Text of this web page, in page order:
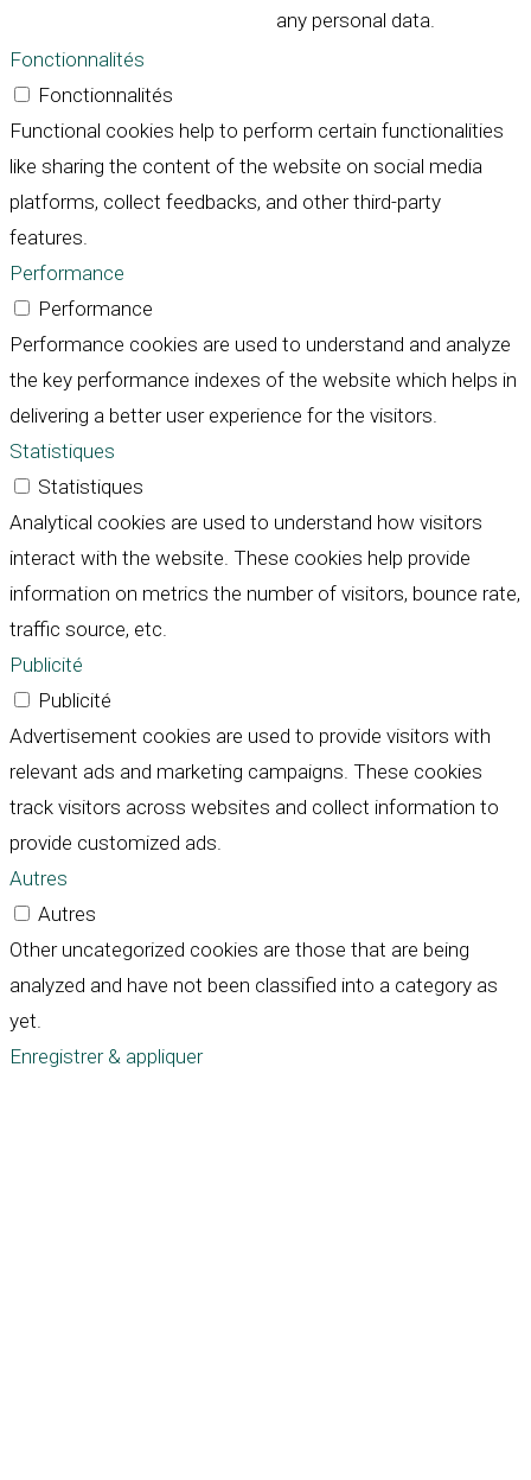
any personal data.
Fonctionnalités
Fonctionnalités
Functional cookies help to perform certain functionalities
like sharing the content of the website on social media
platforms, collect feedbacks, and other third-party
features.
Performance
Performance
Performance cookies are used to understand and analyze
the key performance indexes of the website which helps in
delivering a better user experience for the visitors.
Statistiques
Statistiques
Analytical cookies are used to understand how visitors
interact with the website. These cookies help provide
information on metrics the number of visitors, bounce rate,
traffic source, etc.
Publicité
Publicité
Advertisement cookies are used to provide visitors with
relevant ads and marketing campaigns. These cookies
track visitors across websites and collect information to
provide customized ads.
Autres
Autres
Other uncategorized cookies are those that are being
analyzed and have not been classified into a category as
yet.
Enregistrer & appliquer